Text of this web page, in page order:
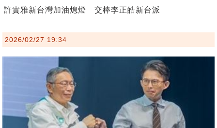
許貴雅新台灣加油熄燈 交棒李正皓新台派
2026/02/27 19:34